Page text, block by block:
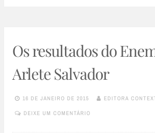
Os resultados do
Arlete Salvador
16 DE JANEIRO DE 2015 EDITORA
DEIXE UM COMENTÁRIO